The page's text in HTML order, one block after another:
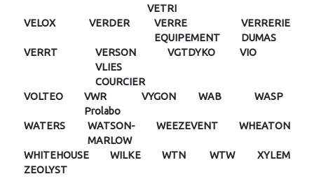
VETRI
VELOX VERDER
VERRE
EQUIPEMENT
VERRERIE
DUMAS
VERRT
VERSON
VLIES
COURCIER
VGTDYKO VIO
VOLTEO
VWR
Prolabo
VYGON WAB WASP
WATERS
WATSON-
MARLOW
WEEZEVENT WHEATON
WHITEHOUSE WILKE WTN WTW
XYLEM
ZEOLYST